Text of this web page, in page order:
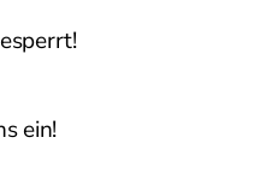
ein!